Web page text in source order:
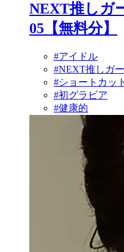
NEXT推しガ
05【無料分】
#アイドル
#NEXT推しガー
#ショートカット
#初グラビア
#健康的